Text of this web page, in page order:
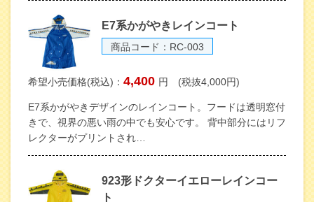
E7系かがやきレインコート
商品コード：RC-003
希望小売価格(税込)： 4,400 円 (税抜4,000円)
E7系かがやきデザインのレインコート。フードは透明窓付
きで、視界の悪い雨の中でも安心です。 背中部分にはリフ
レクターがプリントされ…
923形ドクターイエローレインコー
ト